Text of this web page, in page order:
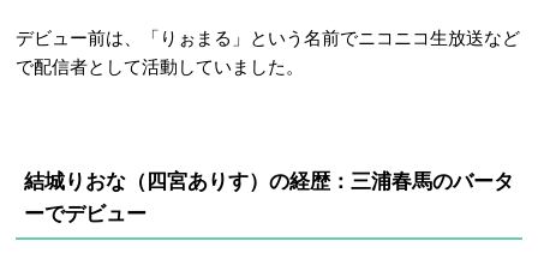
デビュー前は、「りぉまる」という名前でニコニコ生放送など
で配信者として活動していました。
結城りおな（四宮ありす）の経歴：三浦春馬のバータ
ーでデビュー